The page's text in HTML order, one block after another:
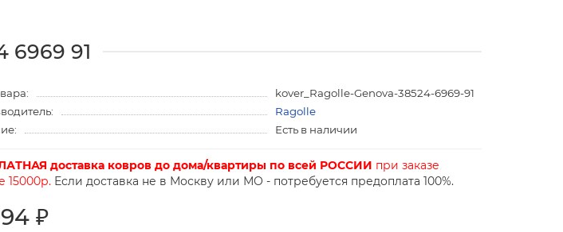
6969 91
kover_Ragolle-Genova-38524-6969-91
Ragolle
Есть в наличии
доставка ковров до дома/квартиры по всей РОССИИ при заказе
15000р. Если доставка не в Москву или МО - потребуется предоплата 100%.
₽